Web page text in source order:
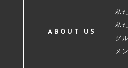
ABOUT US
私
私
グ
メ